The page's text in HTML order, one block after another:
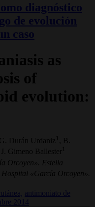
diagnóstico
de evolución
caso
as
of
evolution:
G. Durán Urdaniz 1
, B.
, J. Gimeno Ballester 1
Orcoyen». Estella
«García Orcoyen».
antimoniato de
2014